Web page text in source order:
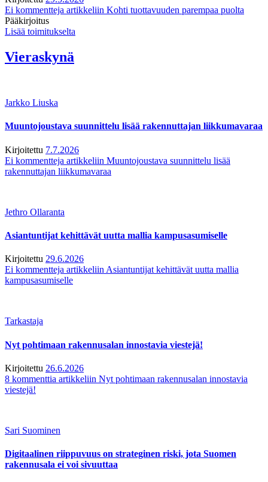
Ei kommentteja artikkeliin Kohti tuottavuuden parempaa puolta
Pääkirjoitus
Lisää toimitukselta
Vieraskynä
Jarkko Liuska
Muuntojoustava suunnittelu lisää rakennuttajan liikkumavaraa
Kirjoitettu 7.7.2026
Ei kommentteja artikkeliin Muuntojoustava suunnittelu lisää
rakennuttajan liikkumavaraa
Jethro Ollaranta
Asiantuntijat kehittävät uutta mallia kampusasumiselle
Kirjoitettu 29.6.2026
Ei kommentteja artikkeliin Asiantuntijat kehittävät uutta mallia
kampusasumiselle
Tarkastaja
Nyt pohtimaan rakennusalan innostavia viestejä!
Kirjoitettu 26.6.2026
8 kommenttia artikkeliin Nyt pohtimaan rakennusalan innostavia
viestejä!
Sari Suominen
Digitaalinen riippuvuus on strateginen riski, jota Suomen
rakennusala ei voi sivuuttaa